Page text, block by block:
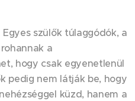
szülők túlaggódók, a
a
hogy csak egyenetlenül
pedig nem látják be, hogy
küzd, hanem a